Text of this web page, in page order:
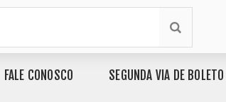
FALE CONOSCO SEGUNDA VIA DE BOLETO